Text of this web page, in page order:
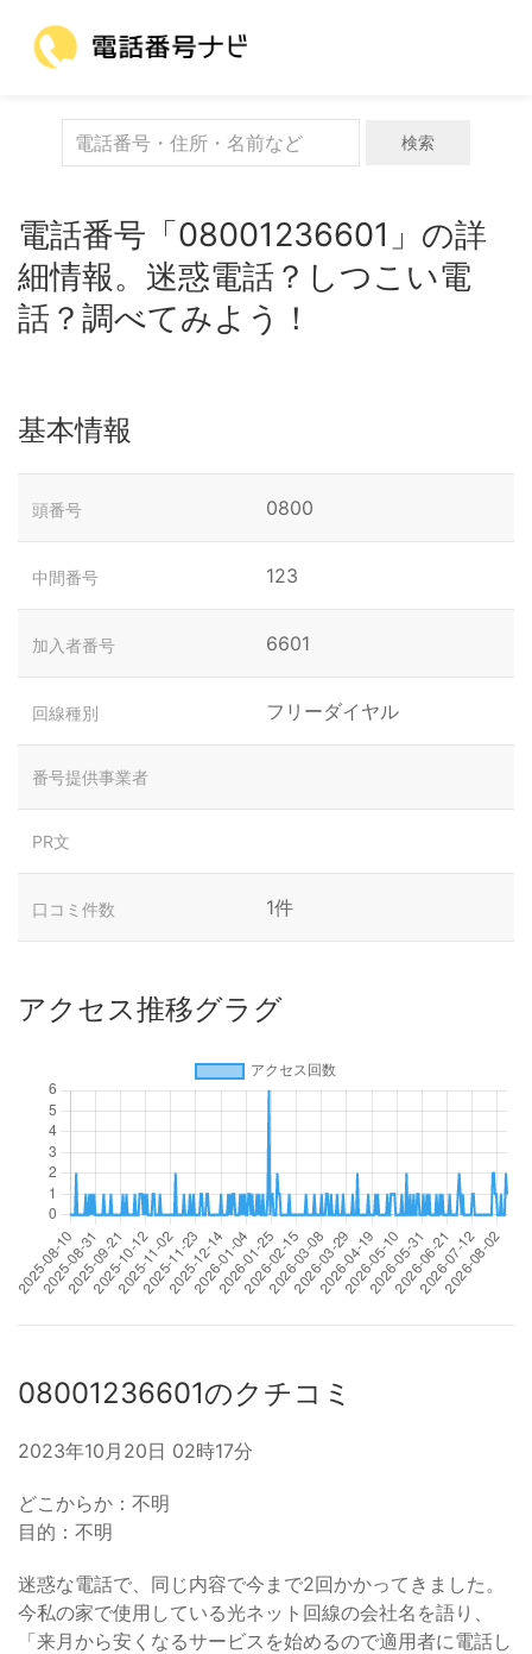
検索
電話番号「08001236601」の詳
細情報。迷惑電話？しつこい電
話？調べてみよう！
基本情報
頭番号 0800
中間番号 123
加入者番号 6601
回線種別 フリーダイヤル
番号提供事業者
PR文
口コミ件数 1件
アクセス推移グラグ
08001236601のクチコミ
2023年10月20日 02時17分
どこからか：不明
目的：不明
迷惑な電話で、同じ内容で今まで2回かかってきました。
今私の家で使用している光ネット回線の会社名を語り、
「来月から安くなるサービスを始めるので適用者に電話し